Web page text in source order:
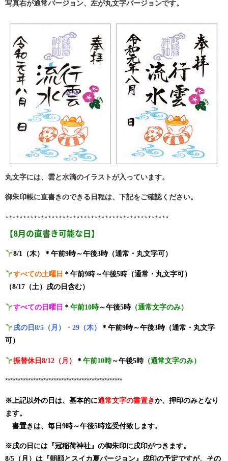
写真右が通常バージョン、左が丸文字バージョンです。
丸文字には、雲と水滴のイラストが入っています。
御朱印帳に直書きのできる日程は、下記をご確認ください。
**********************************************
【8月の直書き可能な日】
8/1（木） ＊午前9時～午後3時（通常・丸文字可）
すべての土曜日 ＊午前9時～午後5時（通常・丸文字可）
（8/17 （土）戌の日含む）
すべての日曜日 ＊ 午前10時～午後5時（通常文字のみ）
戌の日 8/5（月）・ 29（木） ＊午前9時～午後3時（通常・丸文字
可）
振替休日 8/12（月） ＊ 午前10時～午後5時（通常文字のみ）
**********************************************
※上記以外の日は、基本的に通常文字の書置きか、押印のみとなり
ます。
書置きは、毎日9時～午後5時迄受付致します。
※戌の日には『冠稲荷神社』の御朱印に戌印がつきます。
8/5（月）は『朝顔とスイカ夏バージョン』 戌印の予定ですが、その